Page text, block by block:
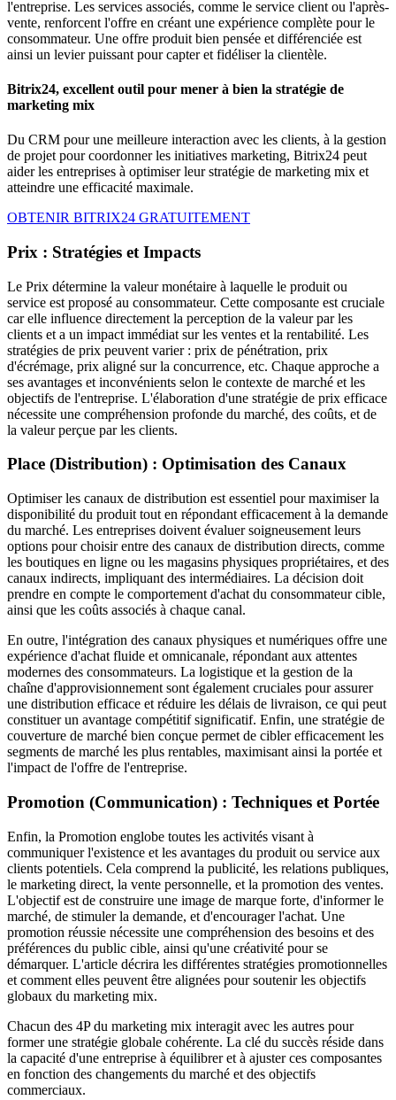
l'entreprise. Les services associés, comme le service client ou l'après-
vente, renforcent l'offre en créant une expérience complète pour le
consommateur. Une offre produit bien pensée et différenciée est
ainsi un levier puissant pour capter et fidéliser la clientèle.
Bitrix24, excellent outil pour mener à bien la stratégie de
marketing mix
Du CRM pour une meilleure interaction avec les clients, à la gestion
de projet pour coordonner les initiatives marketing, Bitrix24 peut
aider les entreprises à optimiser leur stratégie de marketing mix et
atteindre une efficacité maximale.
OBTENIR BITRIX24 GRATUITEMENT
Prix : Stratégies et Impacts
Le Prix détermine la valeur monétaire à laquelle le produit ou
service est proposé au consommateur. Cette composante est cruciale
car elle influence directement la perception de la valeur par les
clients et a un impact immédiat sur les ventes et la rentabilité. Les
stratégies de prix peuvent varier : prix de pénétration, prix
d'écrémage, prix aligné sur la concurrence, etc. Chaque approche a
ses avantages et inconvénients selon le contexte de marché et les
objectifs de l'entreprise. L'élaboration d'une stratégie de prix efficace
nécessite une compréhension profonde du marché, des coûts, et de
la valeur perçue par les clients.
Place (Distribution) : Optimisation des Canaux
Optimiser les canaux de distribution est essentiel pour maximiser la
disponibilité du produit tout en répondant efficacement à la demande
du marché. Les entreprises doivent évaluer soigneusement leurs
options pour choisir entre des canaux de distribution directs, comme
les boutiques en ligne ou les magasins physiques propriétaires, et des
canaux indirects, impliquant des intermédiaires. La décision doit
prendre en compte le comportement d'achat du consommateur cible,
ainsi que les coûts associés à chaque canal.
En outre, l'intégration des canaux physiques et numériques offre une
expérience d'achat fluide et omnicanale, répondant aux attentes
modernes des consommateurs. La logistique et la gestion de la
chaîne d'approvisionnement sont également cruciales pour assurer
une distribution efficace et réduire les délais de livraison, ce qui peut
constituer un avantage compétitif significatif. Enfin, une stratégie de
couverture de marché bien conçue permet de cibler efficacement les
segments de marché les plus rentables, maximisant ainsi la portée et
l'impact de l'offre de l'entreprise.
Promotion (Communication) : Techniques et Portée
Enfin, la Promotion englobe toutes les activités visant à
communiquer l'existence et les avantages du produit ou service aux
clients potentiels. Cela comprend la publicité, les relations publiques,
le marketing direct, la vente personnelle, et la promotion des ventes.
L'objectif est de construire une image de marque forte, d'informer le
marché, de stimuler la demande, et d'encourager l'achat. Une
promotion réussie nécessite une compréhension des besoins et des
préférences du public cible, ainsi qu'une créativité pour se
démarquer. L'article décrira les différentes stratégies promotionnelles
et comment elles peuvent être alignées pour soutenir les objectifs
globaux du marketing mix.
Chacun des 4P du marketing mix interagit avec les autres pour
former une stratégie globale cohérente. La clé du succès réside dans
la capacité d'une entreprise à équilibrer et à ajuster ces composantes
en fonction des changements du marché et des objectifs
commerciaux.